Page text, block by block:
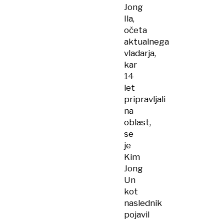
Jong
Ila,
očeta
aktualnega
vladarja,
kar
14
let
pripravljali
na
oblast,
se
je
Kim
Jong
Un
kot
naslednik
pojavil